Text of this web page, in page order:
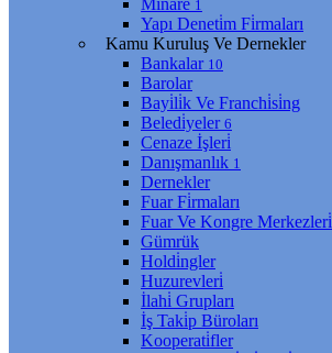
1
Yapı Deneti̇m Fi̇rmaları
Kamu Kuruluş Ve Dernekler
Bankalar 10
Barolar
Bayi̇li̇k Ve Franchi̇si̇ng
Beledi̇yeler 6
Cenaze İşleri̇
Danışmanlık 1
Dernekler
Fuar Fi̇rmaları
Fuar Ve Kongre Merkezleri̇
Gümrük
Holdi̇ngler
Huzurevleri̇
İlahi̇ Grupları
İş Taki̇p Büroları
Kooperati̇fler